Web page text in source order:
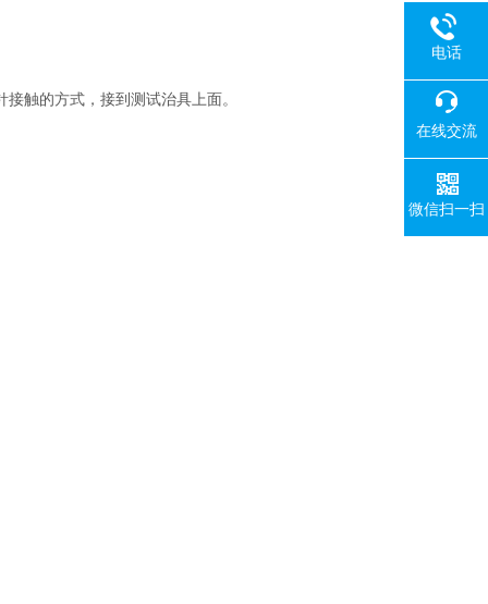
触的方式，接到测试治具上面。
电话
在线交流
微信扫一扫